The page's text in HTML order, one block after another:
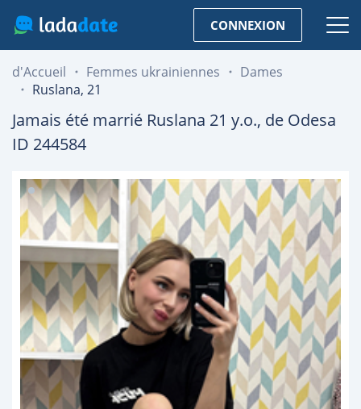
CONNEXION
d'Accueil Femmes ukrainiennes
Dames
Ruslana, 21
Jamais été marrié Ruslana 21 y.o., de Odesa
ID 244584